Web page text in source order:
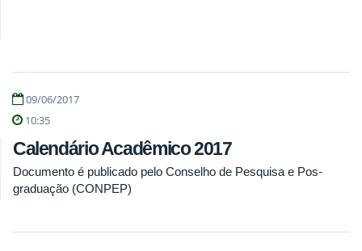
09/06/2017
10:35
Calendário Acadêmico 2017
Documento é publicado pelo Conselho de Pesquisa e Pos-
graduação (CONPEP)